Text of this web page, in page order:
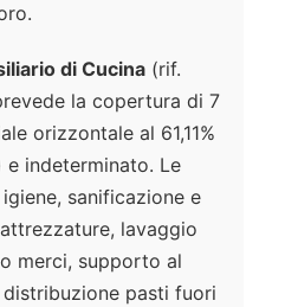
di Cucina (rif.
la copertura di 7
orizzontale al 61,11%
indeterminato. Le
sanificazione e
lavaggio
merci, supporto al
pasti fuori